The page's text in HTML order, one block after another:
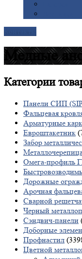
Медные
Категории
Панели СИП
Фальцевая
Арматурные
Евроштакетник
Забор
Металлочерепица
Омега-профиль
Дорожные
Арочная
Сварной
Черный
Сэндвич-панели
Доборные
Профнастил
Цветной